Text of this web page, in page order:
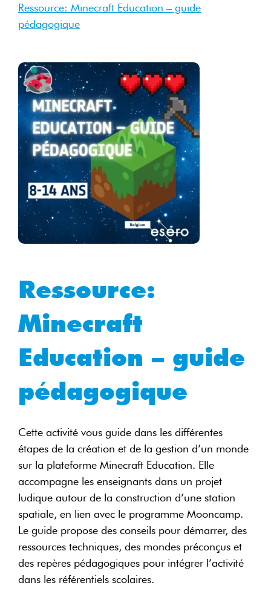
Ressource: Minecraft Education – guide
pédagogique
Ressource:
Minecraft
Education – guide
pédagogique
Cette activité vous guide dans les différentes
étapes de la création et de la gestion d’un monde
sur la plateforme Minecraft Education. Elle
accompagne les enseignants dans un projet
ludique autour de la construction d’une station
spatiale, en lien avec le programme Mooncamp.
Le guide propose des conseils pour démarrer, des
ressources techniques, des mondes préconçus et
des repères pédagogiques pour intégrer l’activité
dans les référentiels scolaires.